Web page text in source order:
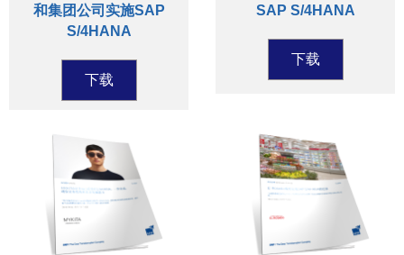
和集团公司实施SAP
S/4HANA
下载
SAP S/4HANA
下载